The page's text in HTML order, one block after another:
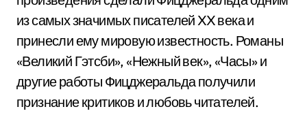
из самых значимых писателей XX века и
принесли ему мировую известность. Романы
«Великий Гэтсби», «Нежный век», «Часы» и
другие работы Фицджеральда получили
признание критиков и любовь читателей.